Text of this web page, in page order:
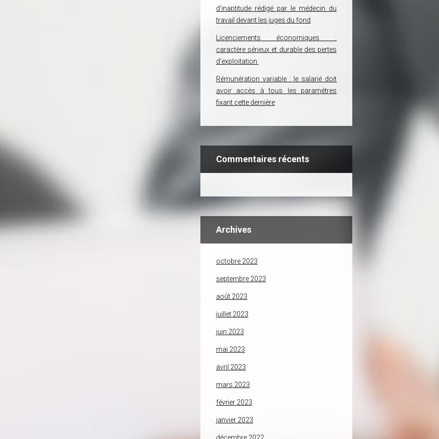
d’inaptitude rédigé par le médecin du
travail devant les juges du fond
Licenciements économiques :
caractère sérieux et durable des pertes
d’exploitation
Rémunération variable : le salarié doit
avoir accès à tous les paramètres
fixant cette dernière
Commentaires récents
Archives
octobre 2023
septembre 2023
août 2023
juillet 2023
juin 2023
mai 2023
avril 2023
mars 2023
février 2023
janvier 2023